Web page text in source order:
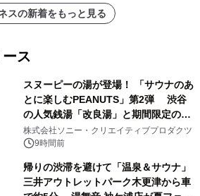
スの新着をもっと見る
ス
スヌーピーの湯が登場！ 「サウナのあ
とに楽しむPEANUTS」第2弾 渋谷
の人気銭湯「改良湯」と期間限定のコ
ラボレーション サウナイキタイコラ
ボグッズも発売決定！
株式会社ソニー・クリエイティブプロダクツ
9時間前
帰りの渋滞を避けて「温泉＆サウナ」
三井アウトレットパーク木更津から車